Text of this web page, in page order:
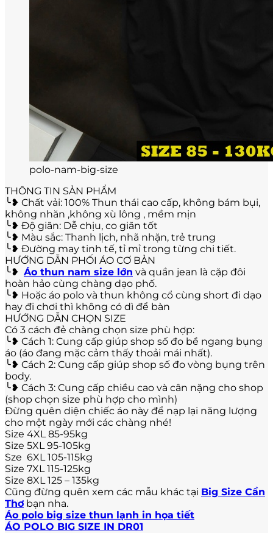
polo-nam-big-size
THÔNG TIN SẢN PHẨM
╰❥ Chất vải: 100% Thun thái cao cấp, không bám bụi,
không nhăn ,không xù lông , mềm mịn
╰❥ Độ giãn: Dễ chịu, co giãn tốt
╰❥ Màu sắc: Thanh lịch, nhã nhặn, trẻ trung
╰❥ Đường may tinh tế, tỉ mỉ trong từng chi tiết.
HƯỚNG DẪN PHỐI ÁO CƠ BẢN
╰❥ Áo thun nam size lớn và quần jean là cặp đôi
hoàn hảo cùng chàng dạo phố.
╰❥ Hoặc áo polo và thun không cổ cùng short đi dạo
hay đi chơi thì không có dì để bàn
HƯỚNG DẪN CHỌN SIZE
Có 3 cách đẻ chàng chọn size phù hợp:
╰❥ Cách 1: Cung cấp giúp shop số đo bề ngang bụng
áo (áo đang mặc cảm thấy thoải mái nhất).
╰❥ Cách 2: Cung cấp giúp shop số đo vòng bụng trên
body.
╰❥ Cách 3: Cung cấp chiều cao và cân nặng cho shop
(shop chọn size phù hợp cho mình)
Đừng quên diện chiếc áo này để nạp lại năng lượng
cho một ngày mới các chàng nhé!
Size 4XL 85-95kg
Size 5XL 95-105kg
Sze 6XL 105-115kg
Size 7XL 115-125kg
Size 8XL 125 – 135kg
Cũng đừng quên xem các mẫu khác tại Big Size Cần
Thơ bạn nha.
Áo polo big size thun lạnh in họa tiết
ÁO POLO BIG SIZE IN DR01